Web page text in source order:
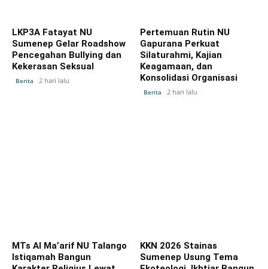
LKP3A Fatayat NU
Sumenep Gelar Roadshow
Pencegahan Bullying dan
Kekerasan Seksual
Berita 2 hari lalu
Pertemuan Rutin NU
Gapurana Perkuat
Silaturahmi, Kajian
Keagamaan, dan
Konsolidasi Organisasi
Berita 2 hari lalu
MTs Al Ma’arif NU Talango
Istiqamah Bangun
KKN 2026 Stainas
Sumenep Usung Tema